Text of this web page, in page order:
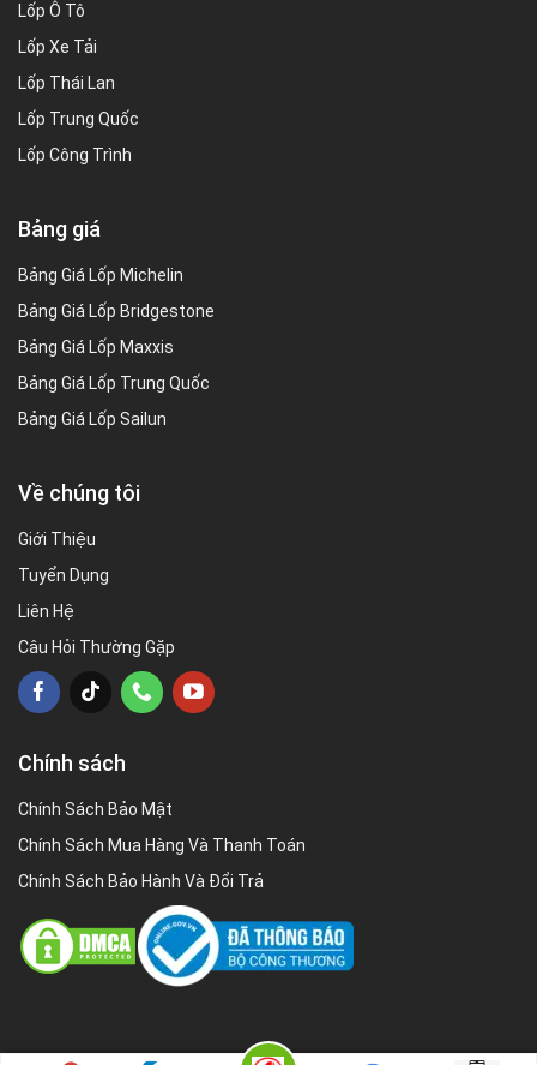
Lốp Ô Tô
Lốp Xe Tải
Lốp Thái Lan
Lốp Trung Quốc
Lốp Công Trình
Bảng giá
Bảng Giá Lốp Michelin
Bảng Giá Lốp Bridgestone
Bảng Giá Lốp Maxxis
Bảng Giá Lốp Trung Quốc
Bảng Giá Lốp Sailun
Về chúng tôi
Giới Thiệu
Tuyển Dụng
Liên Hệ
Câu Hỏi Thường Gặp
Chính sách
Chính Sách Bảo Mật
Chính Sách Mua Hàng Và Thanh Toán
Chính Sách Bảo Hành Và Đổi Trả